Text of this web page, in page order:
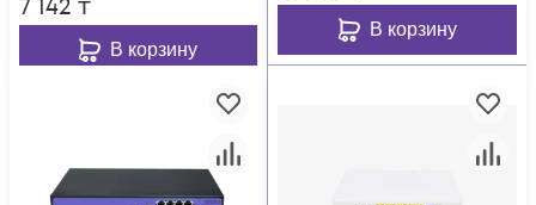
7 142 ₸
В корзину
В корзину